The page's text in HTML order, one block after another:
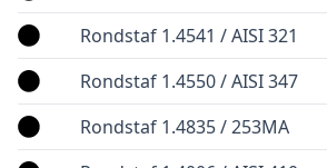
Rondstaf 1.4541 / AISI 321
Rondstaf 1.4550 / AISI 347
Rondstaf 1.4835 / 253MA